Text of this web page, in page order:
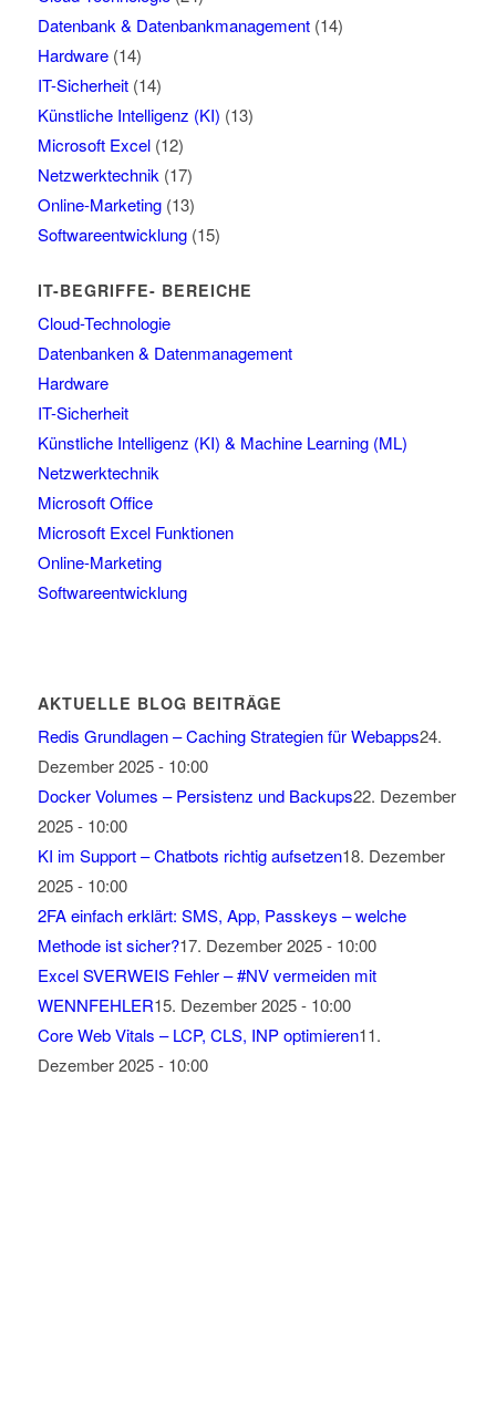
Datenbank & Datenbankmanagement(14)
Hardware(14)
IT-Sicherheit(14)
Künstliche Intelligenz (KI) (13)
Microsoft Excel(12)
Netzwerktechnik (17)
Online-Marketing(13)
Softwareentwicklung(15)
IT-BEGRIFFE- BEREICHE
Cloud-Technologie
Datenbanken & Datenmanagement
Hardware
IT-Sicherheit
Künstliche Intelligenz (KI) & Machine Learning (ML)
Netzwerktechnik
Microsoft Office
Microsoft Excel Funktionen
Online-Marketing
Softwareentwicklung
AKTUELLE BLOG BEITRÄGE
Redis Grundlagen – Caching Strategien für Webapps24.
Dezember 2025 - 10:00
Docker Volumes – Persistenz und Backups22. Dezember
2025 - 10:00
KI im Support – Chatbots richtig aufsetzen18. Dezember
2025 - 10:00
2FA einfach erklärt: SMS, App, Passkeys – welche
Methode ist sicher?17. Dezember 2025 - 10:00
Excel SVERWEIS Fehler – #NV vermeiden mit
WENNFEHLER15. Dezember 2025 - 10:00
Core Web Vitals – LCP, CLS, INP optimieren11.
Dezember 2025 - 10:00